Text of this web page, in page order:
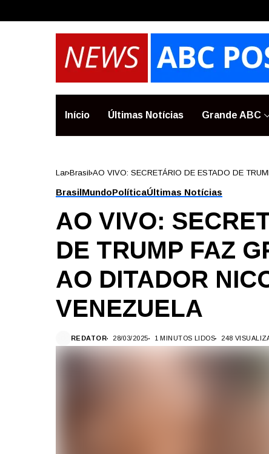
Início Últimas Notícias Grande ABC
Lar Brasil AO VIVO: SECRETÁRIO DE ESTADO DE
BrasilMundoPolíticaÚltimas Notícias
AO VIVO:
DE TRUMP FAZ
AO DITADOR
VENEZUELA
REDATOR 28/03/2025 1 MINUTOS LIDOS 248